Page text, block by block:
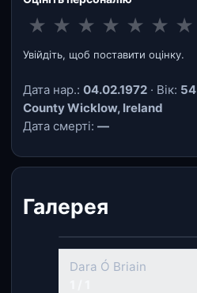
★ ★ ★ ★ ★ ★ ★
Увійдіть, щоб поставити оцінку.
Дата нар.: 04.02.1972 · Вік: 54
County Wicklow, Ireland
Дата смерті: —
Галерея
Dara Ó Briain